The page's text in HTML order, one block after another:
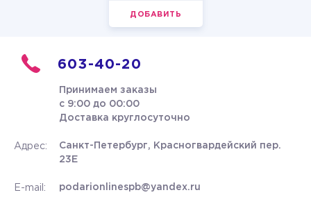
ДОБАВИТЬ
603-40-20
Принимаем заказы
с 9:00 до 00:00
Доставка круглосуточно
Адрес:
Санкт-Петербург, Красногвардейский пер.
23Е
E-mail: podarionlinespb@yandex.ru